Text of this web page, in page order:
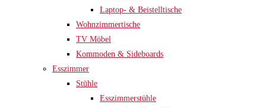
Laptop- & Beistelltische
Wohnzimmertische
TV Möbel
Kommoden & Sideboards
Esszimmer
Stühle
Esszimmerstühle